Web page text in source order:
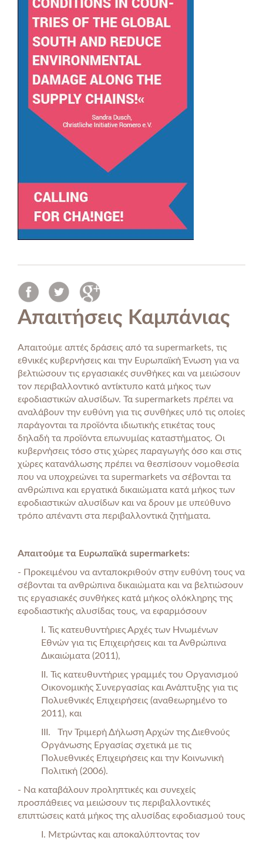
Απαιτήσεις Καμπάνιας
Απαιτούμε απτές δράσεις από τα supermarkets, τις
εθνικές κυβερνήσεις και την Ευρωπαϊκή Ένωση για να
βελτιώσουν τις εργασιακές συνθήκες και να μειώσουν
τον περιβαλλοντικό αντίκτυπο κατά μήκος των
εφοδιαστικών αλυσίδων. Τα supermarkets πρέπει να
αναλάβουν την ευθύνη για τις συνθήκες υπό τις οποίες
παράγονται τα προϊόντα ιδιωτικής ετικέτας τους
δηλαδή τα προϊόντα επωνυμίας καταστήματος. Οι
κυβερνήσεις τόσο στις χώρες παραγωγής όσο και στις
χώρες κατανάλωσης πρέπει να θεσπίσουν νομοθεσία
που να υποχρεώνει τα supermarkets να σέβονται τα
ανθρώπινα και εργατικά δικαιώματα κατά μήκος των
εφοδιαστικών αλυσίδων και να δρουν με υπεύθυνο
τρόπο απέναντι στα περιβαλλοντικά ζητήματα.
Απαιτούμε τα Ευρωπαϊκά supermarkets:
- Προκειμένου να ανταποκριθούν στην ευθύνη τους να
σέβονται τα ανθρώπινα δικαιώματα και να βελτιώσουν
τις εργασιακές συνθήκες κατά μήκος ολόκληρης της
εφοδιαστικής αλυσίδας τους, να εφαρμόσουν
I. Τις κατευθυντήριες Αρχές των Ηνωμένων
Εθνών για τις Επιχειρήσεις και τα Ανθρώπινα
Δικαιώματα (2011),
II. Τις κατευθυντήριες γραμμές του Οργανισμού
Οικονομικής Συνεργασίας και Ανάπτυξης για τις
Πολυεθνικές Επιχειρήσεις (αναθεωρημένο το
2011), και
III. Την Τριμερή Δήλωση Αρχών της Διεθνούς
Οργάνωσης Εργασίας σχετικά με τις
Πολυεθνικές Επιχειρήσεις και την Κοινωνική
Πολιτική (2006).
- Να καταβάλουν προληπτικές και συνεχείς
προσπάθειες να μειώσουν τις περιβαλλοντικές
επιπτώσεις κατά μήκος της αλυσίδας εφοδιασμού τους
I. Μετρώντας και αποκαλύπτοντας τον